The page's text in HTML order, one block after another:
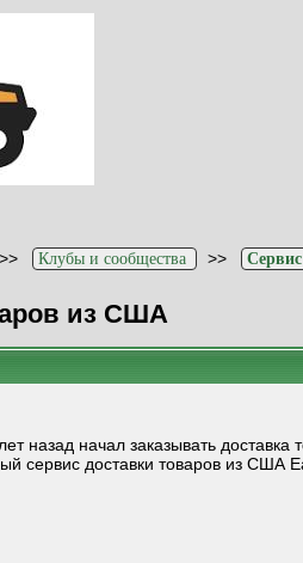
>> Клубы и сообщества >>
из США
назад начал заказывать
сервис доставки товаров из США